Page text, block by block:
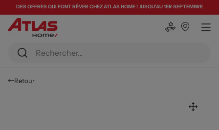
DES OFFRES QUI FONT RÊVER CHEZ ATLAS HOME ! JUSQU'AU 1ER SEPTEMBRE
Retour